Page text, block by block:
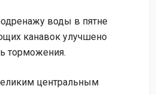
воды в пятне
канавок улучшено
торможения.
центральным